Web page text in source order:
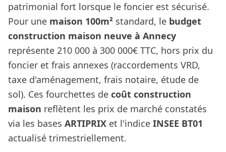
patrimonial fort lorsque le foncier est sécurisé.
Pour une maison 100m² standard, le budget
construction maison neuve à Annecy
représente 210 000 à 300 000€ TTC, hors prix du
foncier et frais annexes (raccordements VRD,
taxe d'aménagement, frais notaire, étude de
sol). Ces fourchettes de coût construction
maison reflètent les prix de marché constatés
via les bases ARTIPRIX et l'indice INSEE BT01
actualisé trimestriellement.